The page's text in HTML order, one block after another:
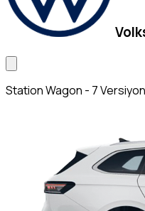
Station Wagon - 7 Versiyon